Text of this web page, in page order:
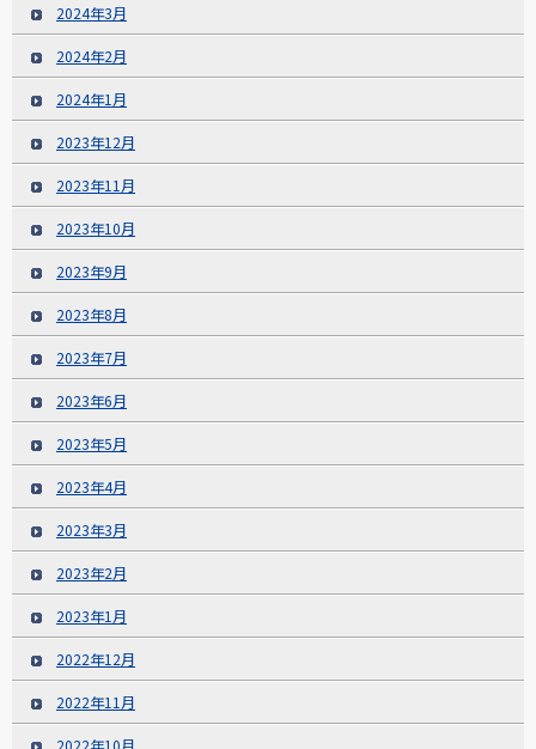
2024年3月
2024年2月
2024年1月
2023年12月
2023年11月
2023年10月
2023年9月
2023年8月
2023年7月
2023年6月
2023年5月
2023年4月
2023年3月
2023年2月
2023年1月
2022年12月
2022年11月
2022年10月